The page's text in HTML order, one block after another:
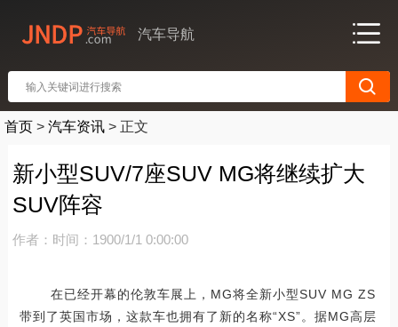
汽车导航
首页 > 汽车资讯 > 正文
新小型SUV/7座SUV MG将继续扩大
SUV阵容
作者： 时间：1900/1/1 0:00:00
在已经开幕的伦敦车展上，MG将全新小型SUV MG ZS
带到了英国市场，这款车也拥有了新的名称“XS”。据MG高层